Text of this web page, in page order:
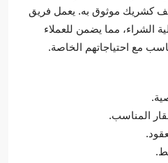
كشريك موثوق به. يعمل فريق
الشراء، مما يضمن للعملاء
مع احتياجاتهم الخاصة.
المناسب.